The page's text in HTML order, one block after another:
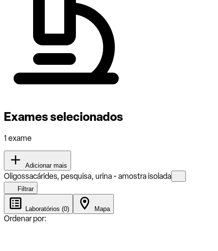
Exames selecionados
1 exame
Adicionar mais
Oligossacárides, pesquisa, urina - amostra isolada
Filtrar
Laboratórios (0) Mapa
Ordenar por: